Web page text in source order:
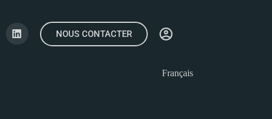
NOUS CONTACTER
Français